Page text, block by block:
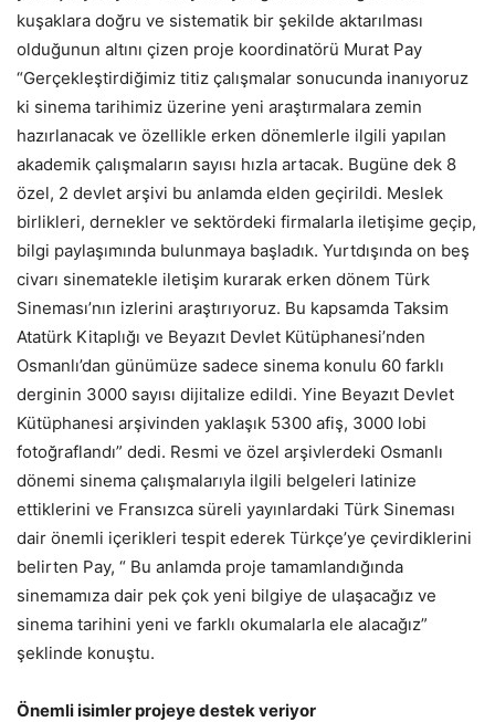
kuşaklara doğru ve sistematik bir şekilde aktarılması
olduğunun altını çizen proje koordinatörü Murat Pay
“Gerçekleştirdiğimiz titiz çalışmalar sonucunda inanıyoruz
ki sinema tarihimiz üzerine yeni araştırmalara zemin
hazırlanacak ve özellikle erken dönemlerle ilgili yapılan
akademik çalışmaların sayısı hızla artacak. Bugüne dek 8
özel, 2 devlet arşivi bu anlamda elden geçirildi. Meslek
birlikleri, dernekler ve sektördeki firmalarla iletişime geçip,
bilgi paylaşımında bulunmaya başladık. Yurtdışında on beş
civarı sinematekle iletişim kurarak erken dönem Türk
Sineması’nın izlerini araştırıyoruz. Bu kapsamda Taksim
Atatürk Kitaplığı ve Beyazıt Devlet Kütüphanesi’nden
Osmanlı’dan günümüze sadece sinema konulu 60 farklı
derginin 3000 sayısı dijitalize edildi. Yine Beyazıt Devlet
Kütüphanesi arşivinden yaklaşık 5300 afiş, 3000 lobi
fotoğraflandı” dedi. Resmi ve özel arşivlerdeki Osmanlı
dönemi sinema çalışmalarıyla ilgili belgeleri latinize
ettiklerini ve Fransızca süreli yayınlardaki Türk Sineması
dair önemli içerikleri tespit ederek Türkçe’ye çevirdiklerini
belirten Pay, “ Bu anlamda proje tamamlandığında
sinemamıza dair pek çok yeni bilgiye de ulaşacağız ve
sinema tarihini yeni ve farklı okumalarla ele alacağız”
şeklinde konuştu.
Önemli isimler projeye destek veriyor